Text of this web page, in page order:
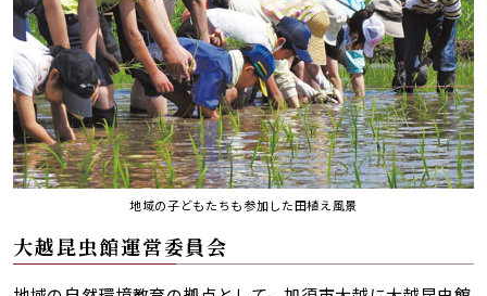
地域の子どもたちも参加した田植え風景
大越昆虫館運営委員会